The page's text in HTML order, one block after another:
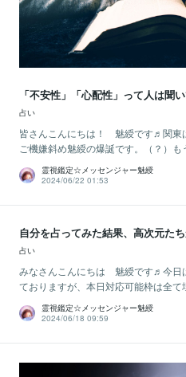
「不安性」「心配性」って人は聞
占い
皆さんこんにちは！ 魅綬です♬関東
ご機嫌斜め魅綬の爆誕です。（？）
霊視鑑定☆メッセンジャー魅綬
2024/06/22 01:53
自分を占ってみた結果、高次元た
占い
みなさんこんにちは 魅綬です♬今日
ておりますが、本日対応可能枠は全て
霊視鑑定☆メッセンジャー魅綬
2024/06/18 09:59